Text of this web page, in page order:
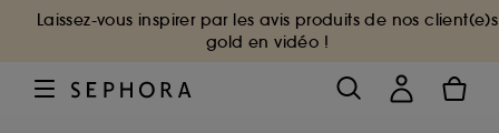
Laissez-vous inspirer par les avis produits de nos client(e)s
gold en vidéo !